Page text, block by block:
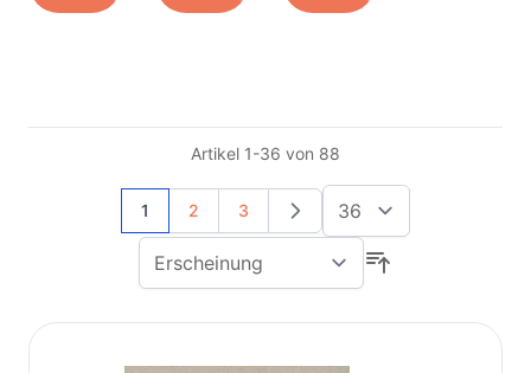
der
/
Soziales
/
Genossenschaften
Artikel 1-36 von 88
Sie lesen gerade Seite
1 Seite
2 Seite
3